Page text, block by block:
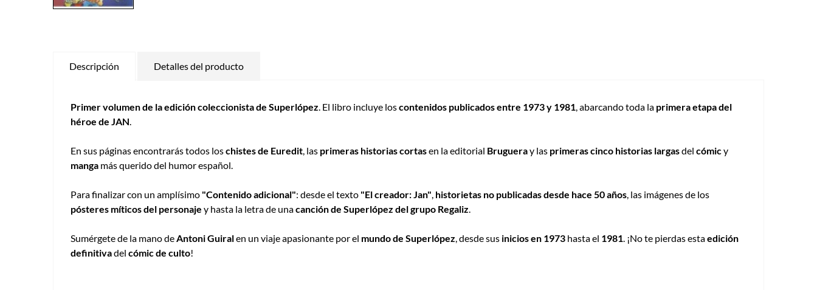
Descripción Detalles del producto
Primer volumen de la edición coleccionista de Superlópez . El libro incluye loscontenidos publicados entre 1973 y 1981 , abarcando toda la primera etapa del
héroe de JAN
En sus páginas encontrarás todos loschistes de Euredit , las primeras historias cortasen la editorial Brugueray las primeras cinco historias largasdel cómicy
manga más querido del humor español.
Para finalizar con un amplísimo "Contenido adicional": desde el texto "El creador: Jan" historietas no publicadas desde hace 50 años , las imágenes de los
pósteres míticos del personaje y hasta la letra de unacanción de Superlópez del grupo Regaliz
Sumérgete de la mano de Antoni Guiralen un viaje apasionante por el mundo de Superlópez , desde sus inicios en 1973 hasta el 1981 . ¡No te pierdas estaedición
definitivadel cómic de culto!